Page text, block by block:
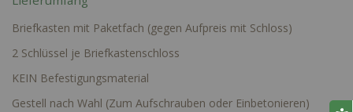
Briefkasten mit Paketfach (gegen Aufpreis mit Schloss)
2 Schlüssel je Briefkastenschloss
KEIN Befestigungsmaterial
Gestell nach Wahl (Zum Aufschrauben oder Einbetonieren)